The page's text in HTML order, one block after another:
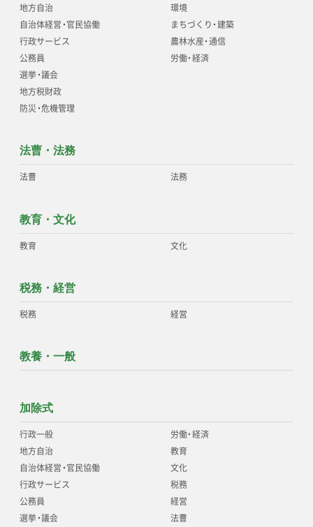
地方自治
自治体経営・官民協働
行政サービス
公務員
選挙・議会
地方税財政
防災・危機管理
環境
まちづくり・建築
農林水産・通信
労働・経済
法曹・法務
法曹 法務
教育・文化
教育 文化
税務・経営
税務 経営
教養・一般
加除式
行政一般
地方自治
自治体経営・官民協働
行政サービス
公務員
選挙・議会
労働・経済
教育
文化
税務
経営
法曹